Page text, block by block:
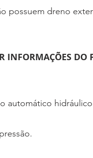
possuem dreno
INFORMAÇÕES
automático